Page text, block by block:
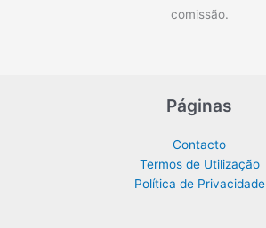
comissão.
Páginas
Contacto
Termos de Utilização
Política de Privacidade